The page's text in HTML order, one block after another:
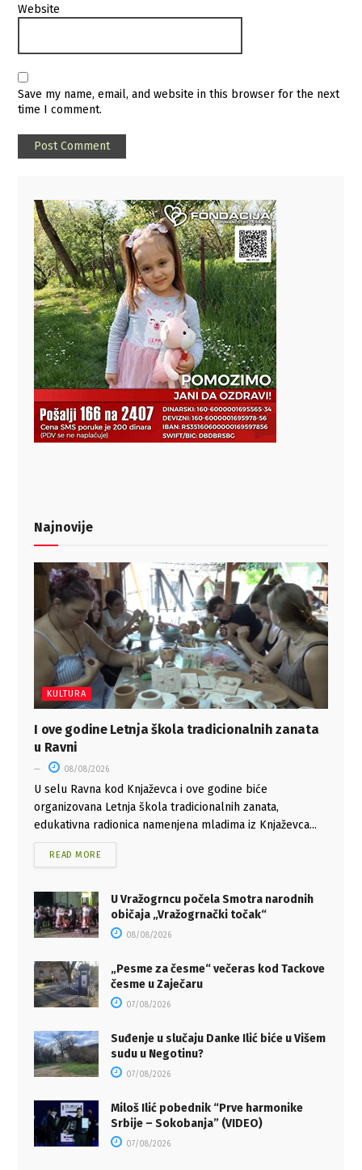
Website
Save my name, email, and website in this browser for the next
time I comment.
Najnovije
KULTURA
I ove godine Letnja škola tradicionalnih zanata
u Ravni
08/08/2026
U selu Ravna kod Knjaževca i ove godine biće
organizovana Letnja škola tradicionalnih zanata,
edukativna radionica namenjena mladima iz Knjaževca...
READ MORE
U Vražogrncu počela Smotra narodnih
običaja „Vražogrnački točak“
08/08/2026
„Pesme za česme“ večeras kod Tackove
česme u Zaječaru
07/08/2026
Suđenje u slučaju Danke Ilić biće u Višem
sudu u Negotinu?
07/08/2026
Miloš Ilić pobednik “Prve harmonike
Srbije – Sokobanja” (VIDEO)
07/08/2026